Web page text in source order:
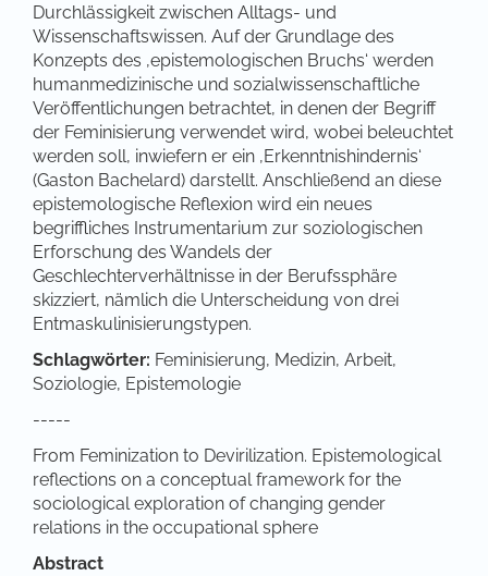
Durchlässigkeit zwischen Alltags- und
Wissenschaftswissen. Auf der Grundlage des
Konzepts des ‚epistemologischen Bruchs‘ werden
humanmedizinische und sozialwissenschaftliche
Veröffentlichungen betrachtet, in denen der Begriff
der Feminisierung verwendet wird, wobei beleuchtet
werden soll, inwiefern er ein ‚Erkenntnishindernis‘
(Gaston Bachelard) darstellt. Anschließend an diese
epistemologische Reflexion wird ein neues
begriffliches Instrumentarium zur soziologischen
Erforschung des Wandels der
Geschlechterverhältnisse in der Berufssphäre
skizziert, nämlich die Unterscheidung von drei
Entmaskulinisierungstypen.
Schlagwörter: Feminisierung, Medizin, Arbeit,
Soziologie, Epistemologie
-----
From Feminization to Devirilization. Epistemological
reflections on a conceptual framework for the
sociological exploration of changing gender
relations in the occupational sphere
Abstract